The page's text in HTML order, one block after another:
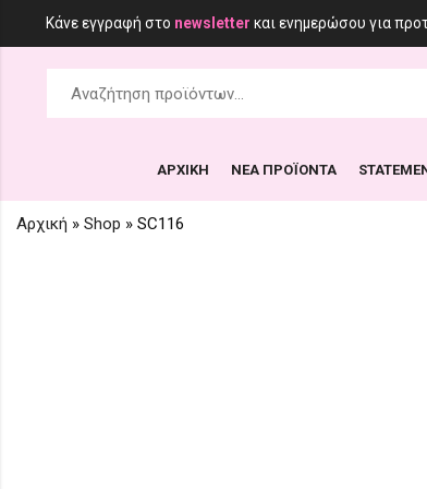
Κάνε εγγραφή στο newsletter και ενημερώσου για
ΑΡΧΙΚΗ ΝΕΑ ΠΡΟΪΟΝΤΑ
Αρχική » Shop » SC116